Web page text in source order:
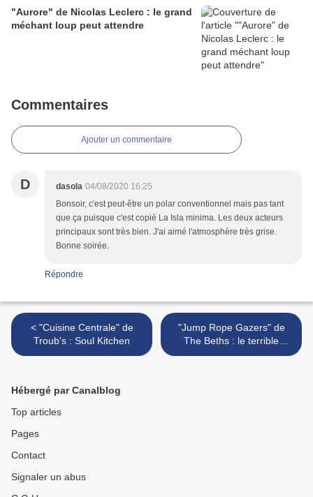
"Aurore" de Nicolas Leclerc : le grand
méchant loup peut attendre
Commentaires
Ajouter un commentaire
D dasola 04/08/2020 16:25
Bonsoir, c'est peut-être un polar conventionnel mais pas tant
que ça puisque c'est copié La Isla minima. Les deux acteurs
principaux sont très bien. J'ai aimé l'atmosphère très grise.
Bonne soirée.
Répondre
< "Cuisine Centrale" de
Troub's : Soul Kitchen
"Jump Rope Gazers" de
The Beths : le terrible
syndrome du second
Hébergé par Canalblog
Top articles
Pages
Contact
Signaler un abus